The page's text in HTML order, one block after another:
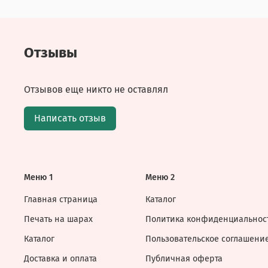
Отзывы
Отзывов еще никто не оставлял
Написать отзыв
Меню 1
Главная страница
Печать на шарах
Каталог
Доставка и оплата
Меню 2
Каталог
Политика
Пользовательское
Публичная оферта